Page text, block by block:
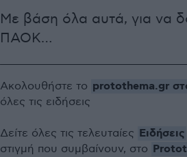
Με βάση όλα αυτά, για να
ΠΑΟΚ…
Ακολουθήστε το protothema.gr
όλες τις ειδήσεις
Δείτε όλες τις τελευταίες Ειδήσεις
στιγμή που συμβαίνουν, στο